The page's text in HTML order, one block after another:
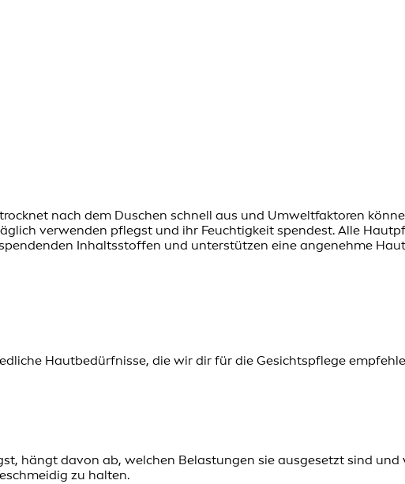
nach dem Duschen schnell aus und Umweltfaktoren
verwenden pflegst und ihr Feuchtigkeit spendest. Alle
Inhaltsstoffen und unterstützen eine angenehme
Hautbedürfnisse, die wir dir für die Gesichtspflege
hängt davon ab, welchen Belastungen sie ausgesetzt sind
zu halten.